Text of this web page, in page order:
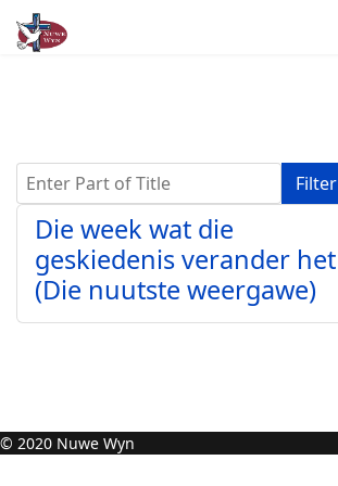
Enter Part of Title Filter
Die week wat die
geskiedenis verander het
(Die nuutste weergawe)
© 2020 Nuwe Wyn